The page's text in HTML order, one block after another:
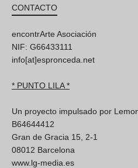
CONTACTO
encontrArte Asociación
NIF: G66433111
info[at]espronceda.net
* PUNTO LILA *
Un proyecto impulsado por
B64644412
Gran de Gracia 15, 2-1
08012 Barcelona
www.lg-media.es